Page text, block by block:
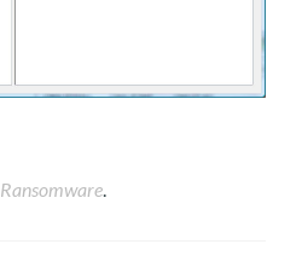
Ransomware